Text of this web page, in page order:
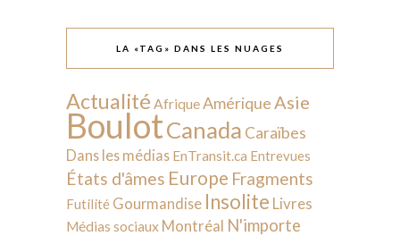
LA «TAG» DANS LES NUAGES
Actualité AfriqueAmérique Asie
BoulotCanada Caraïbes
Dans les médias EnTransit.ca Entrevues
États d'âmes Europe Fragments
Futilité Gourmandise Insolite Livres
Médias sociaux Montréal N'importe